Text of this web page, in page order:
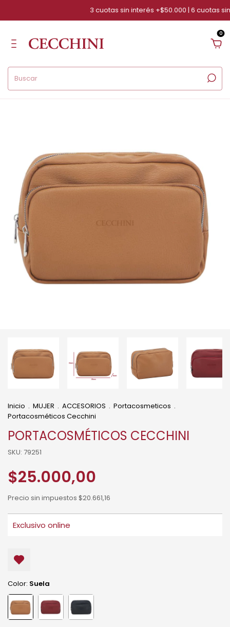
3 cuotas sin interés +$50.000 | 6 cuotas
0
Inicio . MUJER . ACCESORIOS . Portacosmeticos .
Portacosméticos Cecchini
PORTACOSMÉTICOS CECCHINI
SKU: 79251
$25.000,00
Precio sin impuestos $20.661,16
Color: Suela